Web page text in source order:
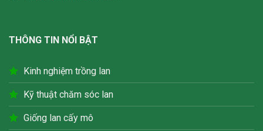
THÔNG TIN NỔI BẬT
Kinh nghiệm trồng lan
Kỹ thuật chăm sóc lan
Giống lan cấy mô